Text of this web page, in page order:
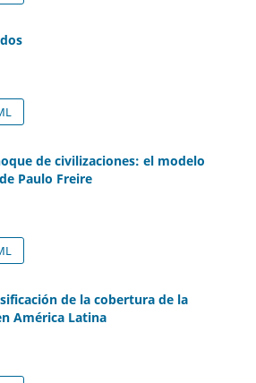
de civilizaciones: el modelo
Paulo Freire
de la cobertura de la
América Latina